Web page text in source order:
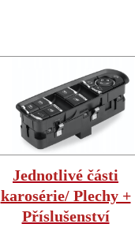
Jednotlivé části
karosérie/ Plechy +
Příslušenství